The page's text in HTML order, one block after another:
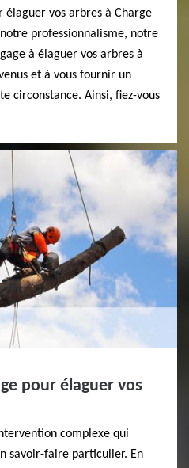
vos arbres à Charge
professionnalisme, notre
à élaguer vos arbres à
et à vous fournir un
circonstance. Ainsi, fiez-vous
pour élaguer vos
complexe qui
savoir-faire particulier. En